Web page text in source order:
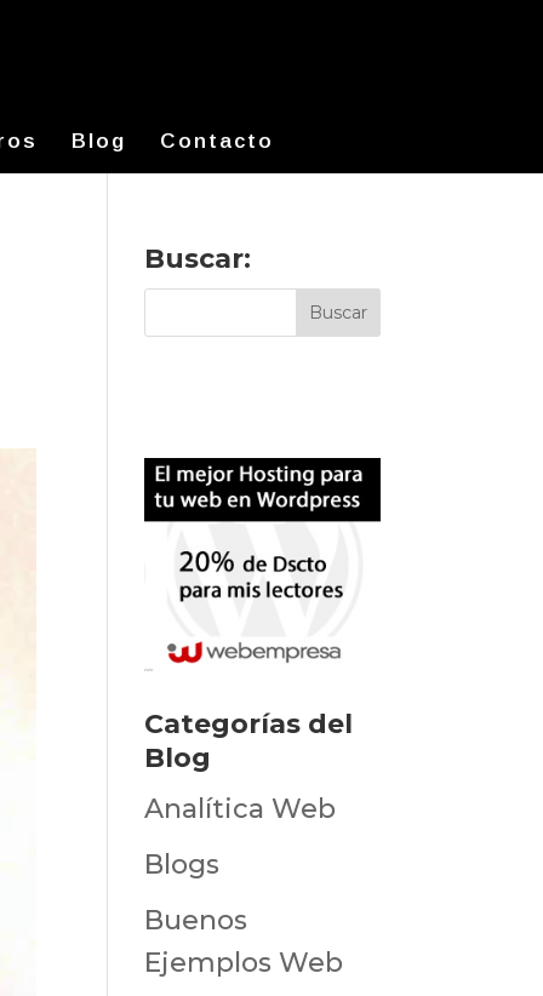
Blog Contacto
Buscar:
Categorías del
Blog
Analítica Web
Blogs
Buenos
Ejemplos Web